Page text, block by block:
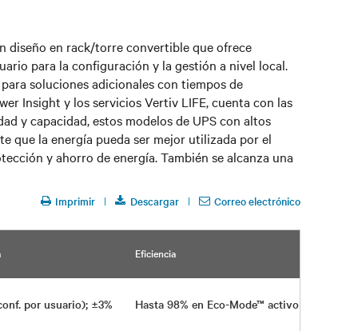
diseño en rack/torre convertible que ofrece
para la configuración y la gestión a nivel local.
soluciones adicionales con tiempos de
Insight y los servicios Vertiv LIFE, cuenta con las
y capacidad, estos modelos de UPS con altos
que la energía pueda ser mejor utilizada por el
y ahorro de energía. También se alcanza una
Imprimir Descargar Correo electrónico
Eficiencia
por usuario); ±3% Hasta 98% en Eco-Mode™ activo y 95%,